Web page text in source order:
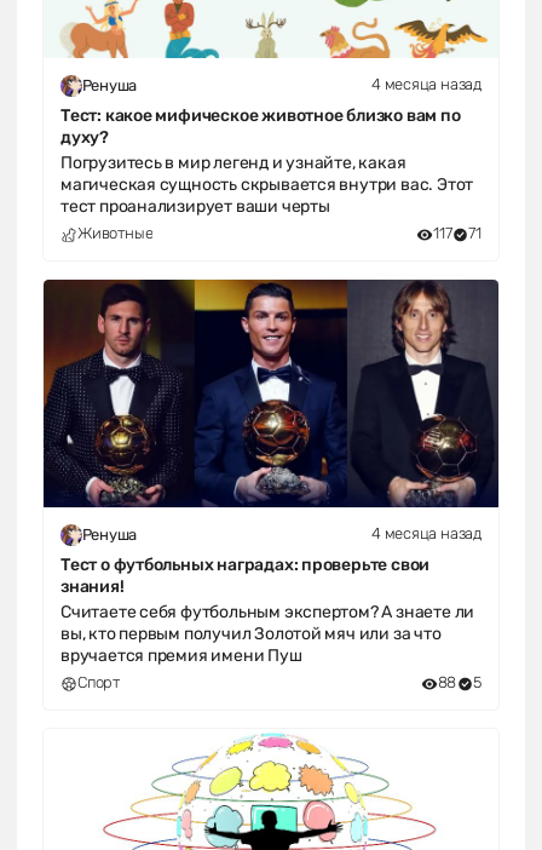
Ренуша 4 месяца назад
Тест: какое мифическое животное близко вам по
духу?
Погрузитесь в мир легенд и узнайте, какая
магическая сущность скрывается внутри вас. Этот
тест проанализирует ваши черты
Животные 117 71
Ренуша 4 месяца назад
Тест о футбольных наградах: проверьте свои
знания!
Считаете себя футбольным экспертом? А знаете ли
вы, кто первым получил Золотой мяч или за что
вручается премия имени Пуш
Спорт 88 5